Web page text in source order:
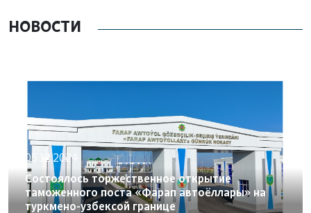
НОВОСТИ
05.12.2024
Состоялось торжественное открытие
таможенного поста «Фарап автоёллары» на
туркмено-узбексой границе